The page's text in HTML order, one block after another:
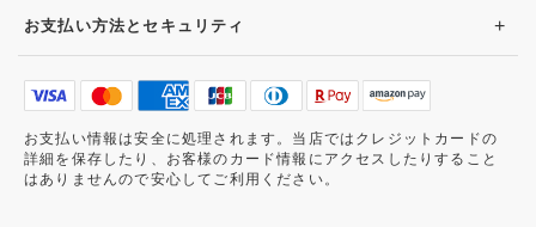
お支払い方法とセキュリティ +
お支払い情報は安全に処理されます。当店ではクレジットカードの
詳細を保存したり、お客様のカード情報にアクセスしたりすること
はありませんので安心してご利用ください。